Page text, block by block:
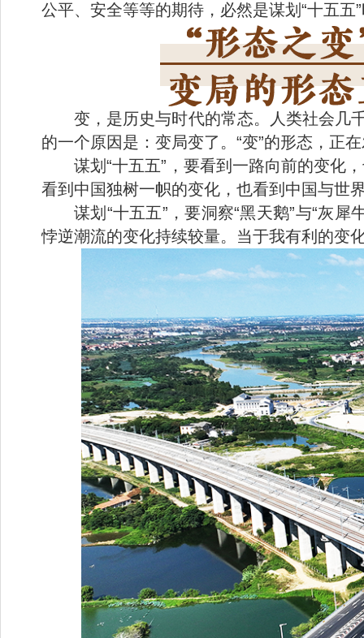
公平、安全等等的期待，必然是谋划“十五五
变，是历史与时代的常态。人类社会几
的一个原因是：变局变了。“变”的形态，正
谋划“十五五”，要看到一路向前的变化
看到中国独树一帜的变化，也看到中国与世
谋划“十五五”，要洞察“黑天鹅”与“灰
悖逆潮流的变化持续较量。当于我有利的变